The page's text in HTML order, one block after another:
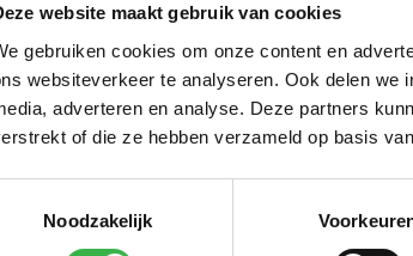
website maakt gebruik van cookies
gebruiken cookies om onze content en
websiteverkeer te analyseren. Ook delen
adverteren en analyse. Deze partners
of die ze hebben verzameld op basis
Noodzakelijk
(eigen aansluiting)
externe WKO
projectlocaties